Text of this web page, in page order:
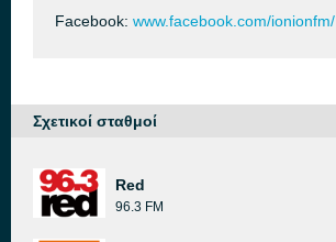
Facebook: www.facebook.com/ionionfm/
Σχετικοί σταθμοί
Red
96.3 FM